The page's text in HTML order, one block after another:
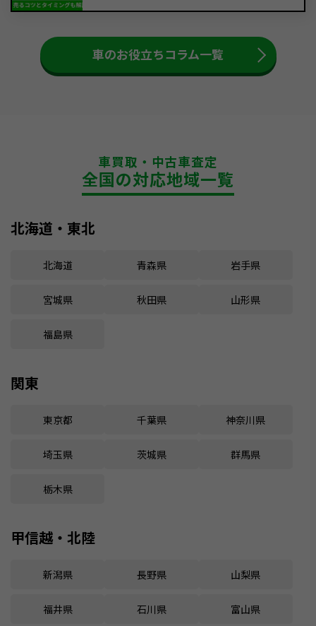
車のお役立ちコラム一覧
車買取・中古車査定
全国の対応地域一覧
北海道・東北
北海道 青森県 岩手県
宮城県 秋田県 山形県
福島県
関東
東京都 千葉県 神奈川県
埼玉県 茨城県 群馬県
栃木県
甲信越・北陸
新潟県 長野県 山梨県
福井県 石川県 富山県